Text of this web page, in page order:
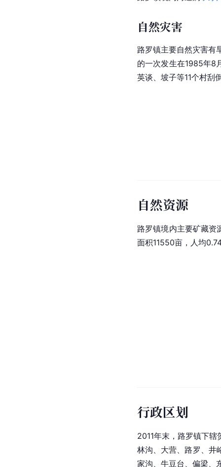
自然灾害
路罗镇主要自然灾害有
的一次发生在1985年8
英谈、坡子等11个村刮
自然资源
路罗镇境内主要矿藏资
面积11550亩，人均
行政区划
2011年末，路罗镇下
林沟、大营、路罗、井
家沟、牛豆台、偏梁、